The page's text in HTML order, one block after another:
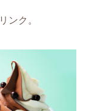
ンク。